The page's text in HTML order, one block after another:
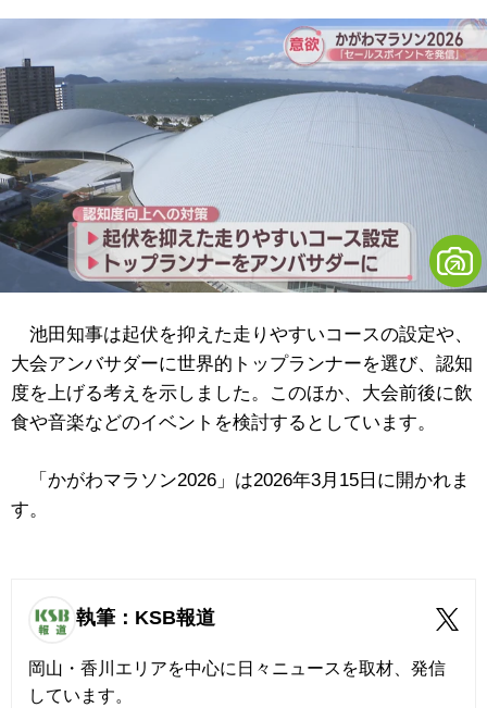
池田知事は起伏を抑えた走りやすいコースの設定や、
大会アンバサダーに世界的トップランナーを選び、認知
度を上げる考えを示しました。このほか、大会前後に飲
食や音楽などのイベントを検討するとしています。
「かがわマラソン2026」は2026年3月15日に開かれま
す。
執筆：KSB報道
岡山・香川エリアを中心に日々ニュースを取材、発信
しています。